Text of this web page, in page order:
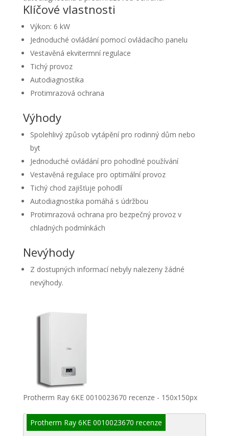
Klíčové vlastnosti
Výkon: 6 kW
Jednoduché ovládání pomocí ovládacího panelu
Vestavěná ekvitermní regulace
Tichý provoz
Autodiagnostika
Protimrazová ochrana
Výhody
Spolehlivý způsob vytápění pro rodinný dům nebo
byt
Jednoduché ovládání pro pohodlné používání
Vestavěná regulace pro optimální provoz
Tichý chod zajišťuje pohodlí
Autodiagnostika pomáhá s údržbou
Protimrazová ochrana pro bezpečný provoz v
chladných podmínkách
Nevýhody
Z dostupných informací nebyly nalezeny žádné
nevýhody.
Protherm Ray 6KE 0010023670 recenze - 150x150px
Protherm Ray 6KE 0010023670 recenze